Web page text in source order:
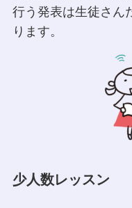
行う発表は生徒さん
ります。
少人数レッスン